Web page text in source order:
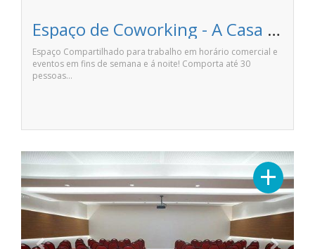
Espaço de Coworking - A Casa Coworking
Espaço Compartilhado para trabalho em horário comercial e
eventos em fins de semana e á noite! Comporta até 30
pessoas…
+
Previous Next